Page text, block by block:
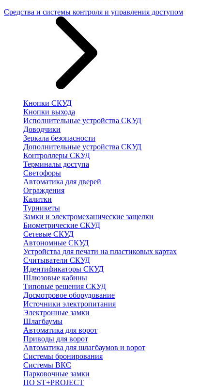
Средства и системы контроля и управления доступом
Кнопки СКУД
Кнопки выхода
Исполнительные устройства СКУД
Доводчики
Зеркала безопасности
Дополнительные устройства СКУД
Контроллеры СКУД
Терминалы доступа
Светофоры
Автоматика для дверей
Ограждения
Калитки
Турникеты
Замки и электромеханические защелки
Биометрические СКУД
Сетевые СКУД
Автономные СКУД
Устройства для печати на пластиковых картах
Считыватели СКУД
Идентификаторы СКУД
Шлюзовые кабины
Типовые решения СКУД
Досмотровое оборудование
Источники электропитания
Электронные замки
Шлагбаумы
Автоматика для ворот
Приводы для ворот
Автоматика для шлагбаумов и ворот
Системы бронирования
Системы ВКС
Парковочные замки
ПО ST+PROJECT